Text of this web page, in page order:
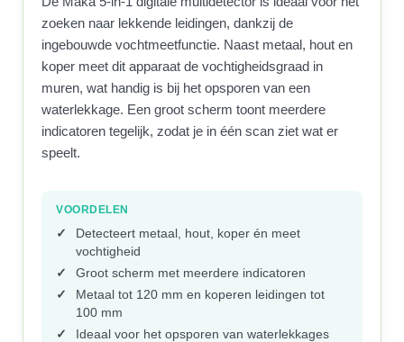
zoeken naar lekkende leidingen, dankzij de
ingebouwde vochtmeetfunctie. Naast metaal, hout en
koper meet dit apparaat de vochtigheidsgraad in
muren, wat handig is bij het opsporen van een
waterlekkage. Een groot scherm toont meerdere
indicatoren tegelijk, zodat je in één scan ziet wat er
speelt.
VOORDELEN
Detecteert metaal, hout, koper én meet
vochtigheid
Groot scherm met meerdere indicatoren
Metaal tot 120 mm en koperen leidingen tot
100 mm
Ideaal voor het opsporen van waterlekkages